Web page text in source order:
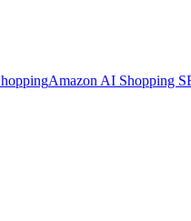
Amazon AI Shopping